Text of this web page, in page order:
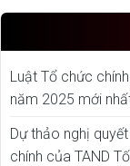
Luật Tổ chức
năm 2025 mới
Dự thảo nghị
chính của TAND